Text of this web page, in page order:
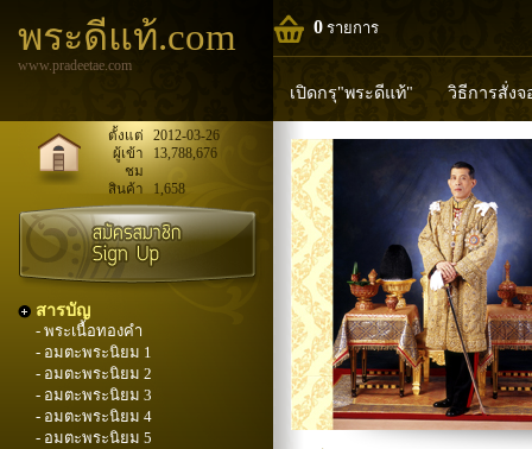
พระดีแท้.com
www.pradeetae.com
0 รายการ
เปิดกรุ"พระดีแท้" วิธีการสั่งจ
หลวงพ่อทวด หลวงปู่ทิม
พระพุทธวิริยากร
ตั้งแต่
2012-03-26
ผู้เข้า
ชม
13,788,676
สินค้า 1,658
สารบัญ
- พระเนื้อทองคำ
- อมตะพระนิยม 1
- อมตะพระนิยม 2
- อมตะพระนิยม 3
- อมตะพระนิยม 4
- อมตะพระนิยม 5